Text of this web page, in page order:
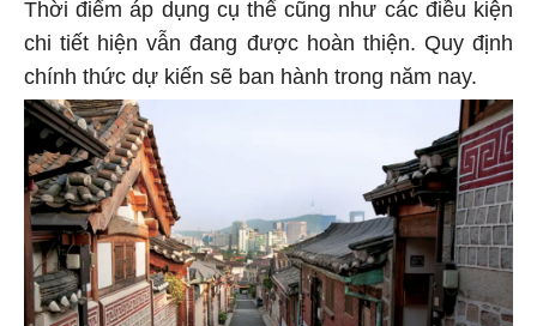
Thời điểm áp dụng cụ thể cũng như các điều kiện
chi tiết hiện vẫn đang được hoàn thiện. Quy định
chính thức dự kiến sẽ ban hành trong năm nay.